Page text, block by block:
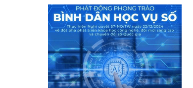
hóa kinh doanh thế giới